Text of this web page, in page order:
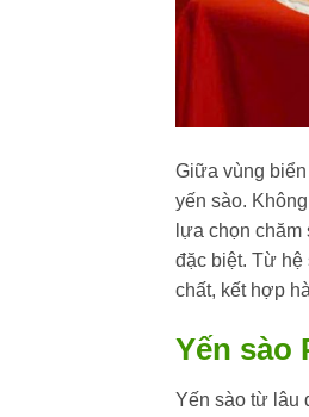
Giữa vùng
yến sào.
lựa chọn
đặc biệt. Từ hệ
chất, kết hợp
Yến sào
Yến sào từ lâu